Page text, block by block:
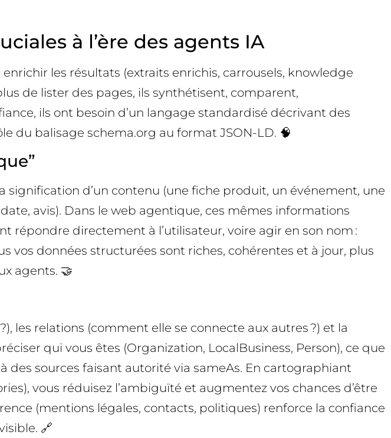
à l’ère des agents IA
les résultats (extraits enrichis, carrousels, knowledge
de lister des pages, ils synthétisent, comparent,
ils ont besoin d’un langage standardisé décrivant des
du balisage schema.org au format JSON-LD. 🧠
signification d’un contenu (une fiche produit, un événement, une
avis). Dans le web agentique, ces mêmes informations
répondre directement à l’utilisateur, voire agir en son nom :
vos données structurées sont riches, cohérentes et à jour, plus
agents. 🤝
les relations (comment elle se connecte aux autres ?) et la
qui vous êtes (Organization, LocalBusiness, Person), ce que
des sources faisant autorité via sameAs. En cartographiant
vous réduisez l’ambiguïté et augmentez vos chances d’être
(mentions légales, contacts, politiques) renforce la confiance
🔗